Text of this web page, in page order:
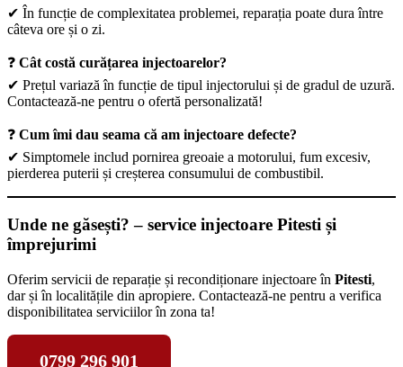
✔ În funcție de complexitatea problemei, reparația poate dura între
câteva ore și o zi.
❓ Cât costă curățarea injectoarelor?
✔ Prețul variază în funcție de tipul injectorului și de gradul de uzură.
Contactează-ne pentru o ofertă personalizată!
❓ Cum îmi dau seama că am injectoare defecte?
✔ Simptomele includ pornirea greoaie a motorului, fum excesiv,
pierderea puterii și creșterea consumului de combustibil.
Unde ne găsești? – service injectoare Pitesti și
împrejurimi
Oferim servicii de reparație și recondiționare injectoare în Pitesti,
dar și în localitățile din apropiere. Contactează-ne pentru a verifica
disponibilitatea serviciilor în zona ta!
0799 296 901